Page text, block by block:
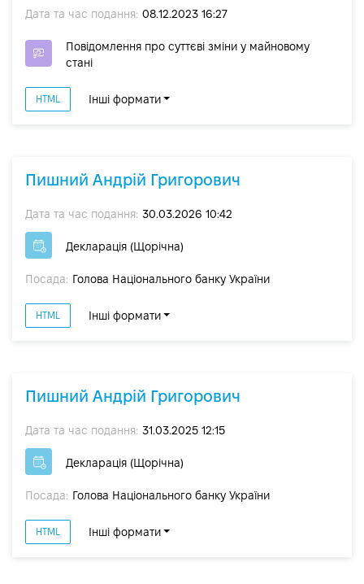
Дата та час подання: 08.12.2023 16:27
Повідомлення про суттєві зміни y майновому
стані
HTML Інші формати
Пишний Андрій Григорович
Дата та час подання: 30.03.2026 10:42
Декларація (Щорічна)
Посада: Голова Національного банку України
HTML Інші формати
Пишний Андрій Григорович
Дата та час подання: 31.03.2025 12:15
Декларація (Щорічна)
Посада: Голова Національного банку України
HTML Інші формати